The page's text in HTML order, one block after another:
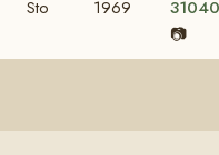
Sto 1969
📷